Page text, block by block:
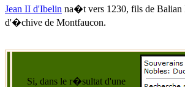
Jean II d'Ibelin na�t vers 1230, fils de
d'�chive de Montfaucon.
Si, dans le r�sultat d'une